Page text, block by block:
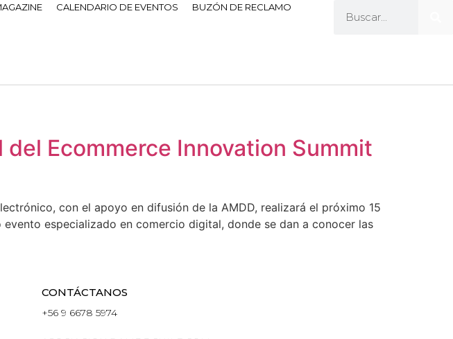
CALENDARIO DE EVENTOS
BUZÓN DE RECLAMO
Ecommerce Innovation Summit
con el apoyo en difusión de la AMDD, realizará el próximo 15
especializado en comercio digital, donde se dan a conocer las
CONTÁCTANOS
+56 9 6678 5974